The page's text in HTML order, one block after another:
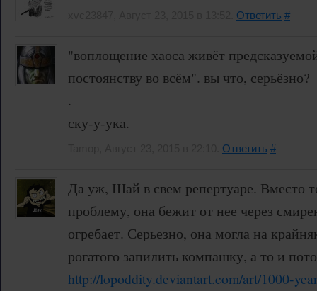
Ответить #
"воплощение хаоса живёт
постоянству во всём". вы что, серьёзно?
.
ску-у-ука.
Ответить #
Да уж, Шай в свем репертуаре. Вместо
проблему, она бежит от нее через
огребает. Серьезно, она могла на
рогатого запилить компашку, а то и
http://lopoddity.deviantart.com/art/1000-